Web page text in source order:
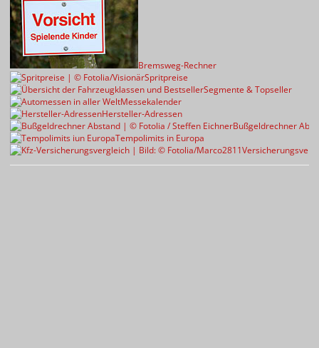
Bremsweg-Rechner
Spritpreise
Segmente & Topseller
Messekalender
Hersteller-Adressen
Bußgeldrechner
Tempolimits in Europa